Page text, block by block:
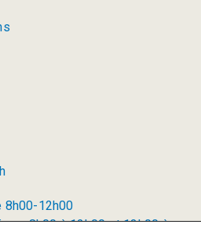
8h00-12h00
8h00 à 12h00 et 13h00 à